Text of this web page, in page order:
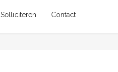
Solliciteren Contact